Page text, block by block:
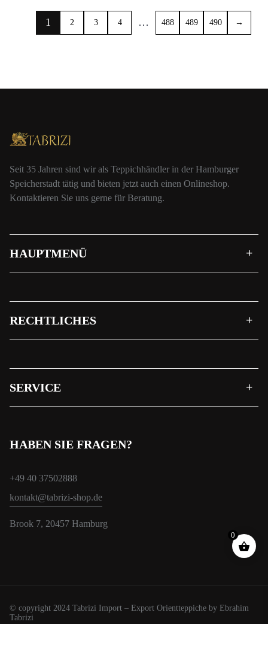
1 2 3 4 … 488 489 490 →
Seit 35 Jahren sind wir als Teppichhändler in der Hamburger
Speicherstadt tätig und bieten jetzt auch einen Onlineshop.
Kontaktieren Sie uns gerne für Beratung.
HAUPTMENÜ
RECHTLICHES
SERVICE
HABEN SIE FRAGEN?
+49 40 37502888
kontakt@tabrizi-shop.de
Brook 7, 20457 Hamburg
© copyright 2024 Tabrizi Import – Export Orientteppiche by Ebrahim
Tabrizi
0